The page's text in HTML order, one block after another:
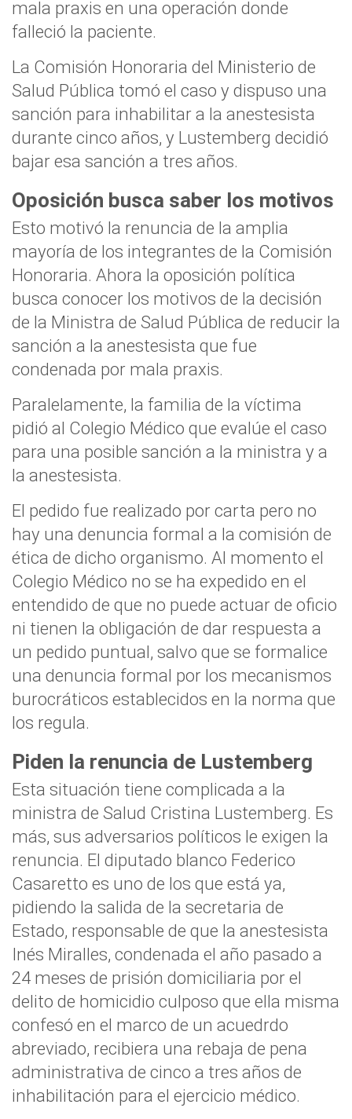
mala praxis en una operación donde
falleció la paciente.
La Comisión Honoraria del Ministerio de
Salud Pública tomó el caso y dispuso una
sanción para inhabilitar a la anestesista
durante cinco años, y Lustemberg decidió
bajar esa sanción a tres años.
Oposición busca saber los motivos
Esto motivó la renuncia de la amplia
mayoría de los integrantes de la Comisión
Honoraria. Ahora la oposición política
busca conocer los motivos de la decisión
de la Ministra de Salud Pública de reducir la
sanción a la anestesista que fue
condenada por mala praxis.
Paralelamente, la familia de la víctima
pidió al Colegio Médico que evalúe el caso
para una posible sanción a la ministra y a
la anestesista.
El pedido fue realizado por carta pero no
hay una denuncia formal a la comisión de
ética de dicho organismo. Al momento el
Colegio Médico no se ha expedido en el
entendido de que no puede actuar de oficio
ni tienen la obligación de dar respuesta a
un pedido puntual, salvo que se formalice
una denuncia formal por los mecanismos
burocráticos establecidos en la norma que
los regula.
Piden la renuncia de Lustemberg
Esta situación tiene complicada a la
ministra de Salud Cristina Lustemberg. Es
más, sus adversarios políticos le exigen la
renuncia. El diputado blanco Federico
Casaretto es uno de los que está ya,
pidiendo la salida de la secretaria de
Estado, responsable de que la anestesista
Inés Miralles, condenada el año pasado a
24 meses de prisión domiciliaria por el
delito de homicidio culposo que ella misma
confesó en el marco de un acuedrdo
abreviado, recibiera una rebaja de pena
administrativa de cinco a tres años de
inhabilitación para el ejercicio médico.